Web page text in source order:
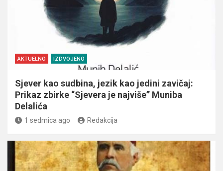
AKTUELNO IZDVOJENO
Sjever kao sudbina, jezik kao jedini zavičaj:
Prikaz zbirke “Sjevera je najviše” Muniba
Delalića
1 sedmica ago Redakcija